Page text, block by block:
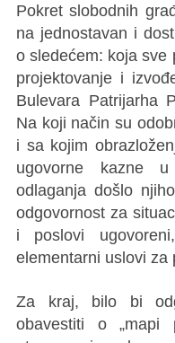
Pokret slobodnih
na jednostavan i
o sledećem: koja sve
projektovanje i
Bulevara Patrijarha
Na koji način su
i sa kojim
ugovorne kazne
odlaganja došlo
odgovornost za
i poslovi
elementarni uslovi za
Za kraj, bilo bi
obavestiti o „mapi